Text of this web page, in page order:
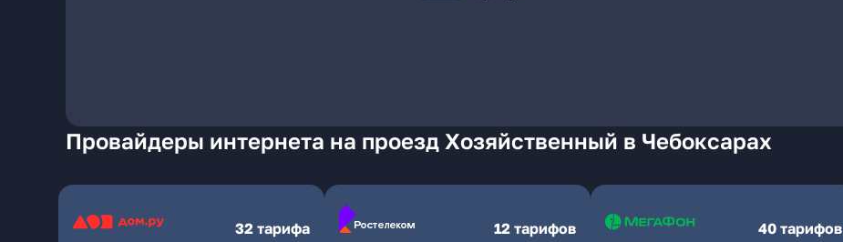
Провайдеры интернета на проезд Хозяйственный в Чебоксарах
32 тарифа 12 тарифов 40 тарифов